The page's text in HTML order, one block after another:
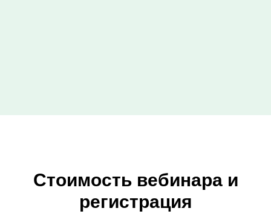
Стоимость вебинара и
регистрация